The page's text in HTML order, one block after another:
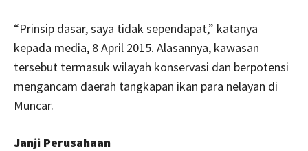
“Prinsip dasar, saya tidak sependapat,” katanya
kepada media, 8 April 2015. Alasannya, kawasan
tersebut termasuk wilayah konservasi dan berpotensi
mengancam daerah tangkapan ikan para nelayan di
Muncar.
Janji Perusahaan